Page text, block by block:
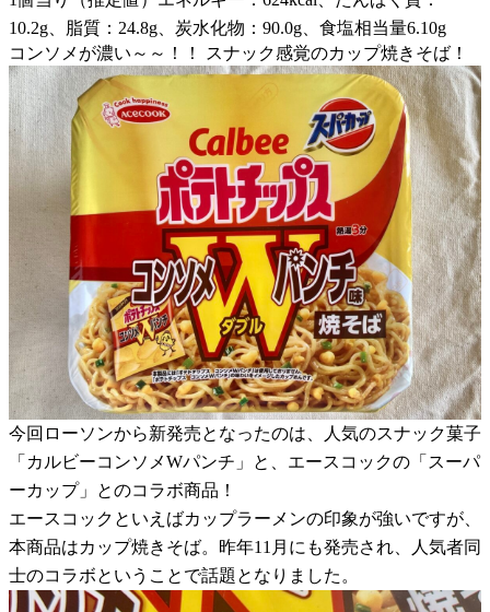
10.2g、脂質：24.8g、炭水化物：90.0g、食塩相当量6.10g
コンソメが濃い～～！！ スナック感覚のカップ焼きそば！
今回ローソンから新発売となったのは、人気のスナック菓子
「カルビーコンソメWパンチ」と、エースコックの「スーパ
ーカップ」とのコラボ商品！
エースコックといえばカップラーメンの印象が強いですが、
本商品はカップ焼きそば。昨年11月にも発売され、人気者同
士のコラボということで話題となりました。